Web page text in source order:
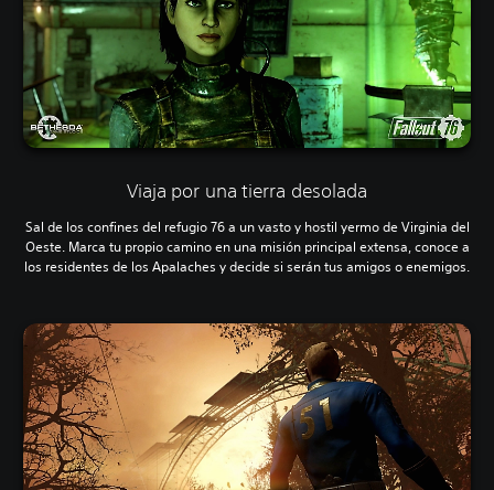
Viaja por una tierra desolada
Sal de los confines del refugio 76 a un vasto y hostil yermo de Virginia del
Oeste. Marca tu propio camino en una misión principal extensa, conoce a
los residentes de los Apalaches y decide si serán tus amigos o enemigos.